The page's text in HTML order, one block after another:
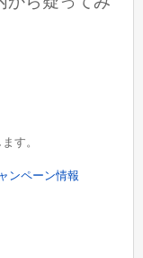
す。
ンペーン情報